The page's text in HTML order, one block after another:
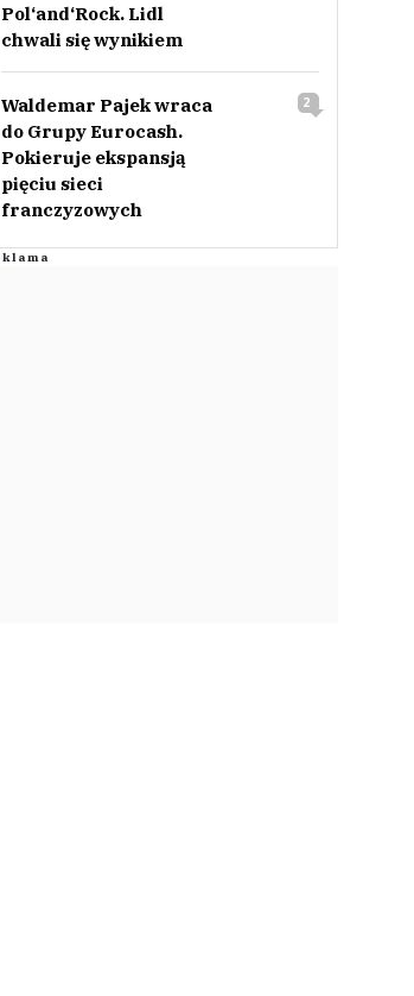
Pol‘and‘Rock. Lidl
chwali się wynikiem
Waldemar Pajek wraca
do Grupy Eurocash.
Pokieruje ekspansją
pięciu sieci
franczyzowych
2